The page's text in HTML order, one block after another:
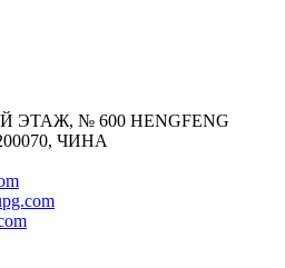
Й ЭТАЖ, № 600 HENGFENG
ЧИНА